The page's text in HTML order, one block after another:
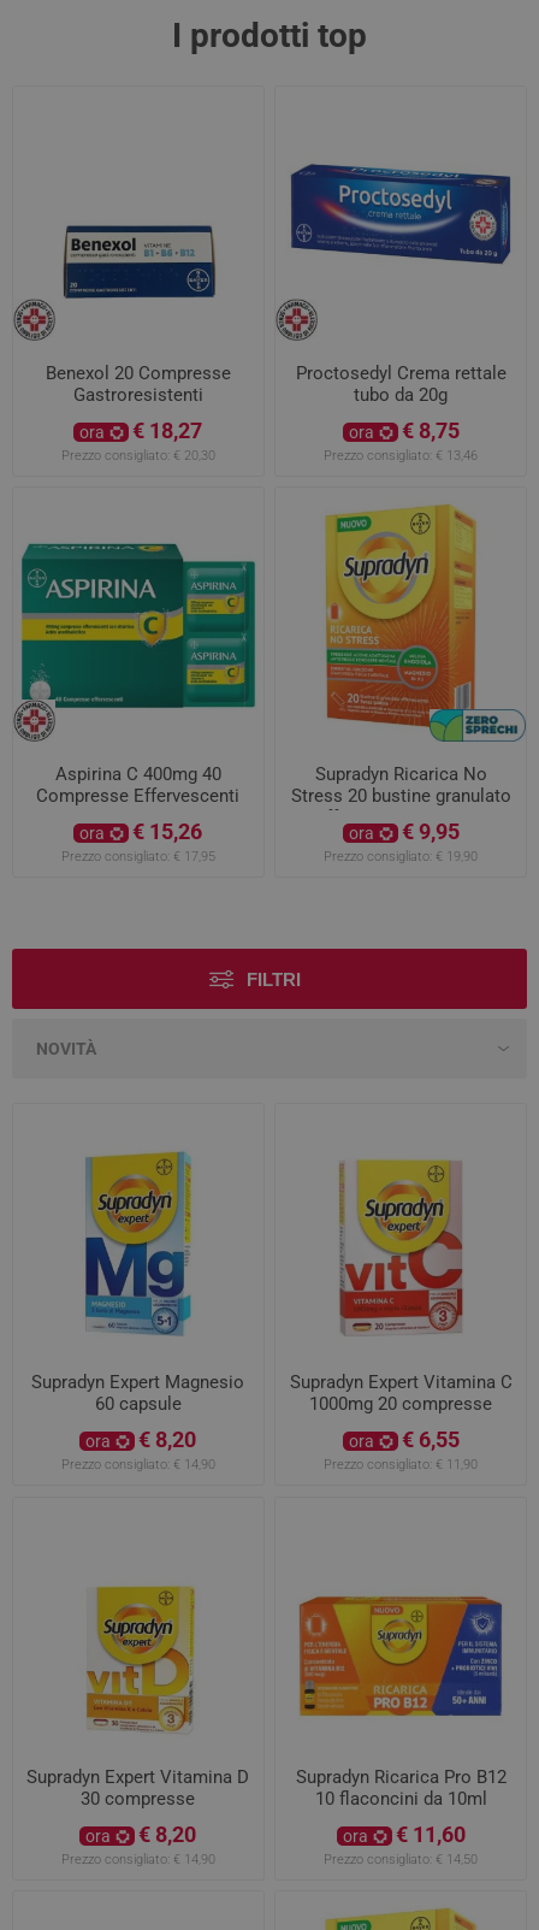
I prodotti top
Benexol 20 Compresse
Gastroresistenti
ora € 18,27
Prezzo consigliato: € 20,30
Proctosedyl Crema rettale
tubo da 20g
ora € 8,75
Prezzo consigliato: € 13,46
Aspirina C 400mg 40
Compresse Effervescenti
ora € 15,26
Prezzo consigliato: € 17,95
Supradyn Ricarica No
Stress 20 bustine granulato
effervescente - ZERO
SPRECHI - scadenza
11/2026
ora € 9,95
Prezzo consigliato: € 19,90
FILTRI
Supradyn Expert Magnesio
60 capsule
ora € 8,20
Prezzo consigliato: € 14,90
Supradyn Expert Vitamina C
1000mg 20 compresse
ora € 6,55
Prezzo consigliato: € 11,90
Supradyn Expert Vitamina D
30 compresse
ora € 8,20
Prezzo consigliato: € 14,90
Supradyn Ricarica Pro B12
10 flaconcini da 10ml
ora € 11,60
Prezzo consigliato: € 14,50